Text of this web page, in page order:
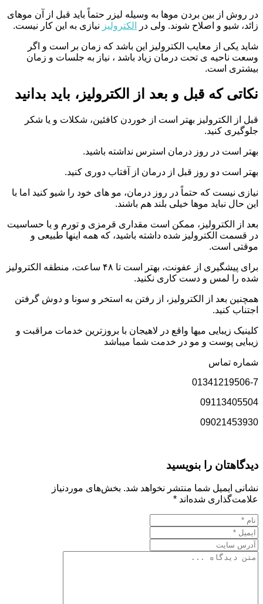
در روش از بین بردن موها به وسیله لیزر حتماً باید قبل از آن موهای
زائد، شیو و اصلاح شوند. ولی در
الکترولیز نیازی به این کار نیست.
شاید یکی از معایب الکترولیز این باشد که زمان بر است و اگر
وسعت ناحیه ی تحت درمان زیاد باشد ، نیاز به جلسات و زمان
بیشتری است.
نکاتی که قبل و بعد از الکترولیز، باید بدانید
قبل از الکترولیز بهتر است از خوردن کافئین، شکلات و یا شکر
جلوگیری کنید.
بهتر است در روز درمان استرس نداشته باشید.
بهتر است دو روز قبل از درمان از آفتاب دوری کنید.
نیازی نیست که حتماً در روز درمان، مو های خود را شیو کنید اما با
این حال نباید موها خیلی بلند هم باشند.
بعد از الکترولیز، ممکن است مقداری قرمزی و تورم و یا حساسیت
در قسمت الکترولیز شده داشته باشید، که همه اینها طبیعی و
موقتی است.
برای پیشگیری از عفونت، بهتر است تا ۴۸ ساعت، منطقه الکترولیز
شده را لمس و دست کاری نکنید.
همچنین بعد از الکترولیز، از رفتن به استخر و سونا و دوش گرفتن
اجتناب کنید.
کلینیک زیبایی میها واقع در لاهیجان با بروزترین خدمات مراقبت و
زیبایی پوست و مو در خدمت شما میباشد
شماره تماس
01341219506-7
09113405504
09021453930
دیدگاهتان را بنویسید
نشانی ایمیل شما منتشر نخواهد شد. بخش‌های موردنیاز
علامت‌گذاری شده‌اند *